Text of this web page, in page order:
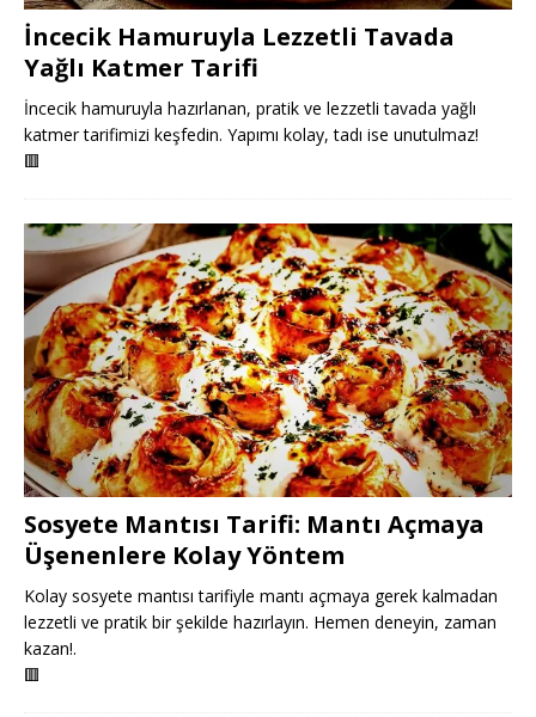
İncecik Hamuruyla Lezzetli Tavada
Yağlı Katmer Tarifi
İncecik hamuruyla hazırlanan, pratik ve lezzetli tavada yağlı
katmer tarifimizi keşfedin. Yapımı kolay, tadı ise unutulmaz!
🟥
Sosyete Mantısı Tarifi: Mantı Açmaya
Üşenenlere Kolay Yöntem
Kolay sosyete mantısı tarifiyle mantı açmaya gerek kalmadan
lezzetli ve pratik bir şekilde hazırlayın. Hemen deneyin, zaman
kazan!.
🟥